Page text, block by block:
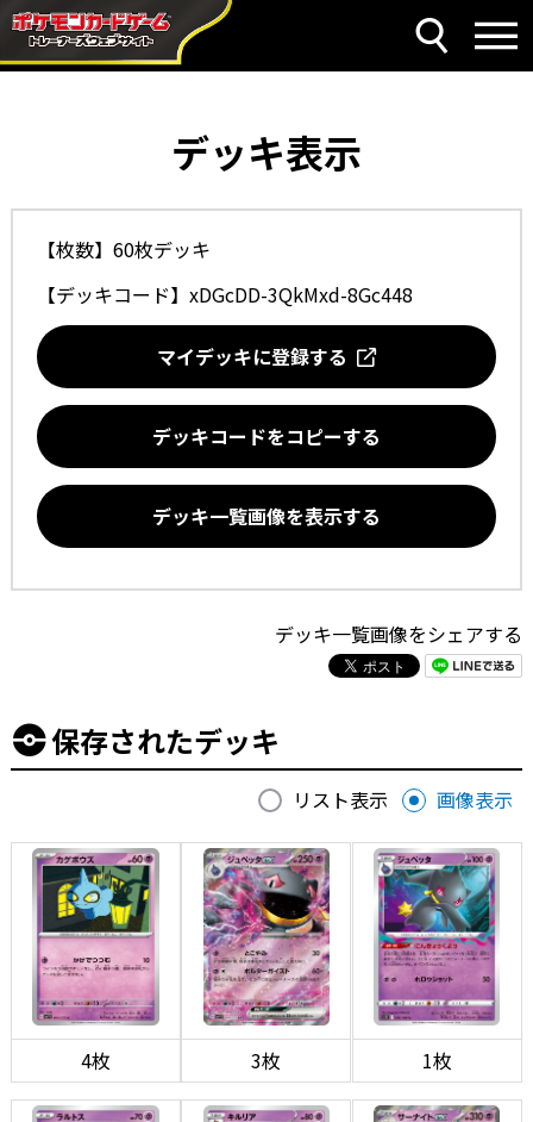
デッキ表示
【枚数】60枚デッキ
【デッキコード】 xDGcDD-3QkMxd-8Gc448
マイデッキに登録する
デッキコードをコピーする
デッキ一覧画像を表示する
デッキ一覧画像をシェアする
保存されたデッキ
リスト表示 画像表示
4枚 3枚 1枚